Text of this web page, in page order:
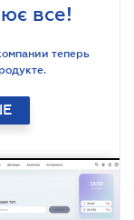
все!
теперь